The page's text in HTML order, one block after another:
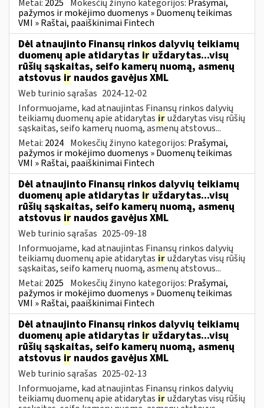
Metai: 2025 Mokesčių žinyno kategorijos: Prašymai,
pažymos ir mokėjimo duomenys » Duomenų teikimas
VMI » Raštai, paaiškinimai Fintech
Dėl atnaujinto Finansų rinkos dalyvių teikiamų
duomenų apie atidarytas ir uždarytas...visų
rūšių sąskaitas, seifo kamerų nuomą, asmenų
atstovus ir naudos gavėjus XML
Web turinio sąrašas 2024-12-02
Informuojame, kad atnaujintas Finansų rinkos dalyvių
teikiamų duomenų apie atidarytas iruždarytas visų rūšių
sąskaitas, seifo kamerų nuomą, asmenų atstovus...
Metai: 2024 Mokesčių žinyno kategorijos: Prašymai,
pažymos ir mokėjimo duomenys » Duomenų teikimas
VMI » Raštai, paaiškinimai Fintech
Dėl atnaujinto Finansų rinkos dalyvių teikiamų
duomenų apie atidarytas ir uždarytas...visų
rūšių sąskaitas, seifo kamerų nuomą, asmenų
atstovus ir naudos gavėjus XML
Web turinio sąrašas 2025-09-18
Informuojame, kad atnaujintas Finansų rinkos dalyvių
teikiamų duomenų apie atidarytas iruždarytas visų rūšių
sąskaitas, seifo kamerų nuomą, asmenų atstovus...
Metai: 2025 Mokesčių žinyno kategorijos: Prašymai,
pažymos ir mokėjimo duomenys » Duomenų teikimas
VMI » Raštai, paaiškinimai Fintech
Dėl atnaujinto Finansų rinkos dalyvių teikiamų
duomenų apie atidarytas ir uždarytas...visų
rūšių sąskaitas, seifo kamerų nuomą, asmenų
atstovus ir naudos gavėjus XML
Web turinio sąrašas 2025-02-13
Informuojame, kad atnaujintas Finansų rinkos dalyvių
teikiamų duomenų apie atidarytas iruždarytas visų rūšių